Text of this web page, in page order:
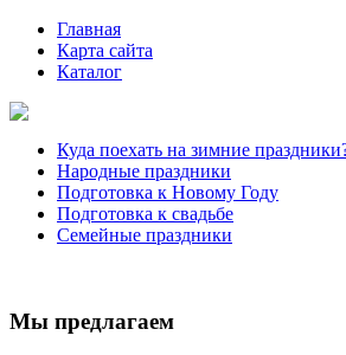
Главная
Карта сайта
Каталог
Куда поехать на зимние
Народные праздники
Подготовка к Новому Году
Подготовка к свадьбе
Семейные праздники
Мы предлагаем